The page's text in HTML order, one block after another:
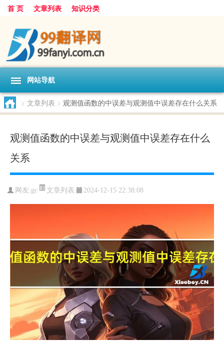
首 页 文章列表 知识分类
网站导航
> 文章列表 > 观测值函数的中误差与观测值中误差存在什么关系
观测值函数的中误差与观测值中误差存在什么
关系
网友:gc 文章列表 2024-12-15 22:38:08